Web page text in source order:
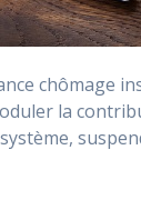
chômage
la